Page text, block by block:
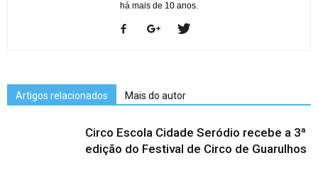
há mais de 10 anos.
Artigos relacionados Mais do autor
Circo Escola Cidade Seródio recebe a 3ª
edição do Festival de Circo de Guarulhos